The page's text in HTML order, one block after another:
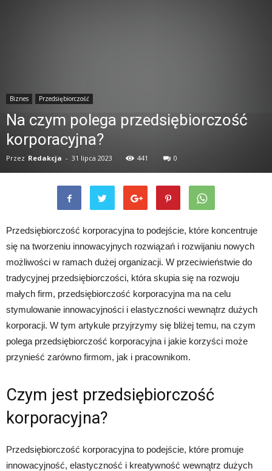
Biznes Przedsiębiorczość
Na czym polega przedsiębiorczość
korporacyjna?
Przez Redakcja - 31 lipca 2023 441 0
Przedsiębiorczość korporacyjna to podejście, które koncentruje
się na tworzeniu innowacyjnych rozwiązań i rozwijaniu nowych
możliwości w ramach dużej organizacji. W przeciwieństwie do
tradycyjnej przedsiębiorczości, która skupia się na rozwoju
małych firm, przedsiębiorczość korporacyjna ma na celu
stymulowanie innowacyjności i elastyczności wewnątrz dużych
korporacji. W tym artykule przyjrzymy się bliżej temu, na czym
polega przedsiębiorczość korporacyjna i jakie korzyści może
przynieść zarówno firmom, jak i pracownikom.
Czym jest przedsiębiorczość
korporacyjna?
Przedsiębiorczość korporacyjna to podejście, które promuje
innowacyjność, elastyczność i kreatywność wewnątrz dużych